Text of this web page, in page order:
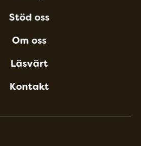
Stöd oss
Om oss
Läsvärt
Kontakt